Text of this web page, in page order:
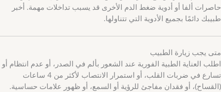
حاصرات ألفا أو أدوية ضغط الدم الأخرى قد يسبب تداخلات مهمة. أخبر
طبيبك دائمًا بجميع الأدوية التي تتناولها.
متى يجب زيارة الطبيب
اطلب العناية الطبية الفورية عند الشعور بألم في الصدر، أو عدم انتظام أو
تسارع في ضربات القلب، أو استمرار الانتصاب لأكثر من 4 ساعات
(القساح)، أو فقدان مفاجئ للرؤية أو السمع، أو ظهور علامات حساسية.